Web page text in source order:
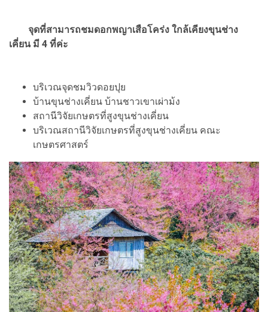
จุดที่สามารถชมดอกพญาเสือโคร่ง ใกล้เคียงขุนช่าง
เคี่ยน มี 4 ที่ค่ะ
บริเวณจุดชมวิวดอยปุย
บ้านขุนช่างเคี่ยน บ้านชาวเขาเผ่าม้ง
สถานีวิจัยเกษตรที่สูงขุนช่างเคี่ยน
บริเวณสถานีวิจัยเกษตรที่สูงขุนช่างเคี่ยน คณะ
เกษตรศาสตร์